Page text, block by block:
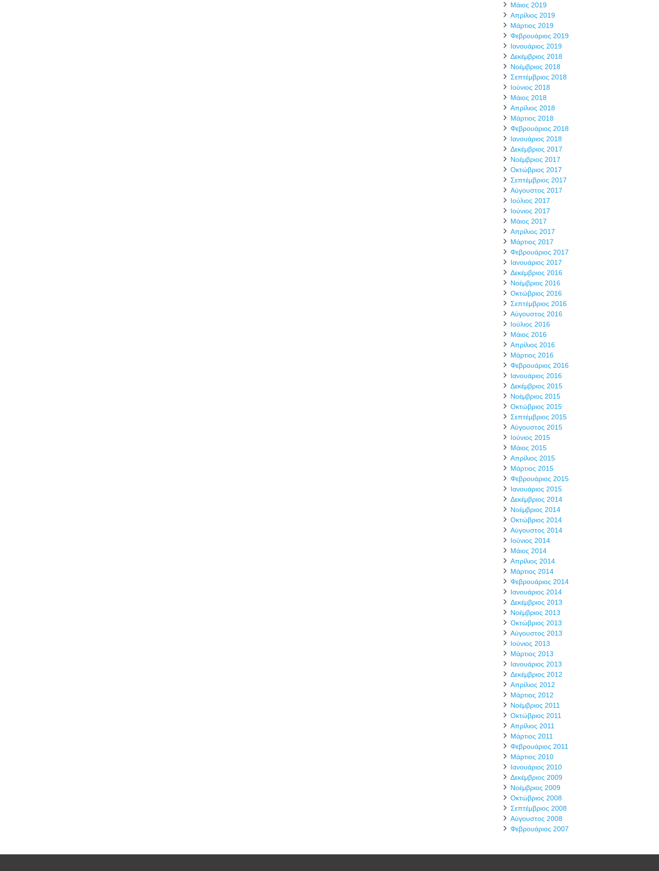
Μάιος 2019
Απρίλιος 2019
Μάρτιος 2019
Φεβρουάριος 2019
Ιανουάριος 2019
Δεκέμβριος 2018
Νοέμβριος 2018
Σεπτέμβριος 2018
Ιούνιος 2018
Μάιος 2018
Απρίλιος 2018
Μάρτιος 2018
Φεβρουάριος 2018
Ιανουάριος 2018
Δεκέμβριος 2017
Νοέμβριος 2017
Οκτώβριος 2017
Σεπτέμβριος 2017
Αύγουστος 2017
Ιούλιος 2017
Ιούνιος 2017
Μάιος 2017
Απρίλιος 2017
Μάρτιος 2017
Φεβρουάριος 2017
Ιανουάριος 2017
Δεκέμβριος 2016
Νοέμβριος 2016
Οκτώβριος 2016
Σεπτέμβριος 2016
Αύγουστος 2016
Ιούλιος 2016
Μάιος 2016
Απρίλιος 2016
Μάρτιος 2016
Φεβρουάριος 2016
Ιανουάριος 2016
Δεκέμβριος 2015
Νοέμβριος 2015
Οκτώβριος 2015
Σεπτέμβριος 2015
Αύγουστος 2015
Ιούνιος 2015
Μάιος 2015
Απρίλιος 2015
Μάρτιος 2015
Φεβρουάριος 2015
Ιανουάριος 2015
Δεκέμβριος 2014
Νοέμβριος 2014
Οκτώβριος 2014
Αύγουστος 2014
Ιούνιος 2014
Μάιος 2014
Απρίλιος 2014
Μάρτιος 2014
Φεβρουάριος 2014
Ιανουάριος 2014
Δεκέμβριος 2013
Νοέμβριος 2013
Οκτώβριος 2013
Αύγουστος 2013
Ιούνιος 2013
Μάρτιος 2013
Ιανουάριος 2013
Δεκέμβριος 2012
Απρίλιος 2012
Μάρτιος 2012
Νοέμβριος 2011
Οκτώβριος 2011
Απρίλιος 2011
Μάρτιος 2011
Φεβρουάριος 2011
Μάρτιος 2010
Ιανουάριος 2010
Δεκέμβριος 2009
Νοέμβριος 2009
Οκτώβριος 2008
Σεπτέμβριος 2008
Αύγουστος 2008
Φεβρουάριος 2007